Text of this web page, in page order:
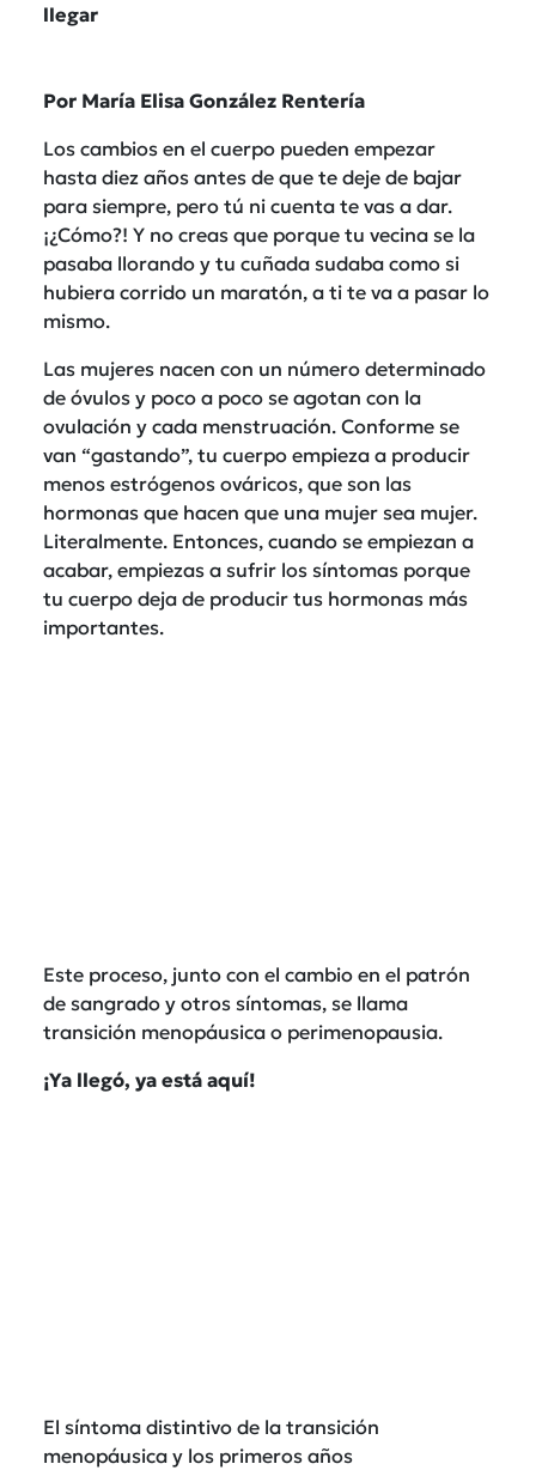
llegar
Por María Elisa González Rentería
Los cambios en el cuerpo pueden empezar
hasta diez años antes de que te deje de bajar
para siempre, pero tú ni cuenta te vas a dar.
¡¿Cómo?! Y no creas que porque tu vecina se la
pasaba llorando y tu cuñada sudaba como si
hubiera corrido un maratón, a ti te va a pasar lo
mismo.
Las mujeres nacen con un número determinado
de óvulos y poco a poco se agotan con la
ovulación y cada menstruación. Conforme se
van “gastando”, tu cuerpo empieza a producir
menos estrógenos ováricos, que son las
hormonas que hacen que una mujer sea mujer.
Literalmente. Entonces, cuando se empiezan a
acabar, empiezas a sufrir los síntomas porque
tu cuerpo deja de producir tus hormonas más
importantes.
Este proceso, junto con el cambio en el patrón
de sangrado y otros síntomas, se llama
transición menopáusica o perimenopausia.
¡Ya llegó, ya está aquí!
El síntoma distintivo de la transición
menopáusica y los primeros años